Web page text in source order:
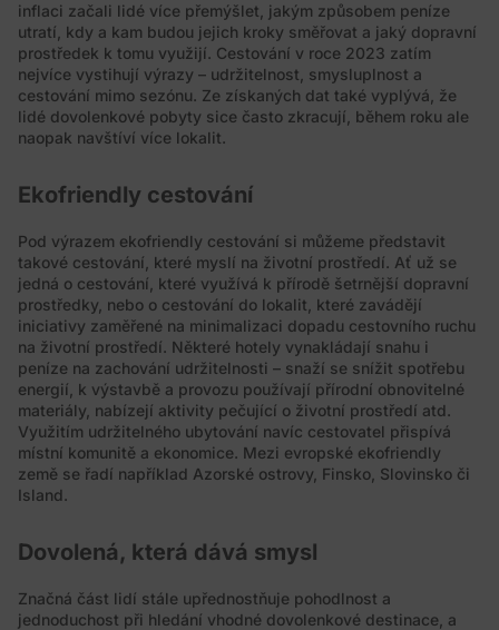
inflaci začali lidé více přemýšlet, jakým způsobem peníze
utratí, kdy a kam budou jejich kroky směřovat a jaký dopravní
prostředek k tomu využijí. Cestování v roce 2023 zatím
nejvíce vystihují výrazy – udržitelnost, smysluplnost a
cestování mimo sezónu. Ze získaných dat také vyplývá, že
lidé dovolenkové pobyty sice často zkracují, během roku ale
naopak navštíví více lokalit.
Ekofriendly cestování
Pod výrazem ekofriendly cestování si můžeme představit
takové cestování, které myslí na životní prostředí. Ať už se
jedná o cestování, které využívá k přírodě šetrnější dopravní
prostředky, nebo o cestování do lokalit, které zavádějí
iniciativy zaměřené na minimalizaci dopadu cestovního ruchu
na životní prostředí. Některé hotely vynakládají snahu i
peníze na zachování udržitelnosti – snaží se snížit spotřebu
energií, k výstavbě a provozu používají přírodní obnovitelné
materiály, nabízejí aktivity pečující o životní prostředí atd.
Využitím udržitelného ubytování navíc cestovatel přispívá
místní komunitě a ekonomice. Mezi evropské ekofriendly
země se řadí například Azorské ostrovy, Finsko, Slovinsko či
Island.
Dovolená, která dává smysl
Značná část lidí stále upřednostňuje pohodlnost a
jednoduchost při hledání vhodné dovolenkové destinace, a